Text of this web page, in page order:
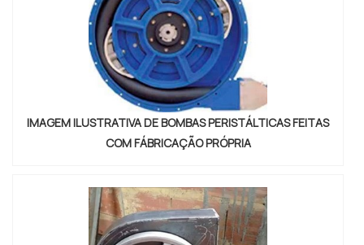
IMAGEM ILUSTRATIVA DE BOMBAS PERISTÁLTICAS FEITAS
COM FÁBRICAÇÃO PRÓPRIA